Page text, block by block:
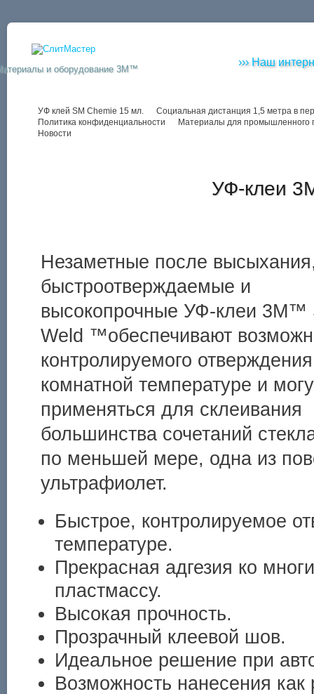
и оборудование 3M™
››› Наш
УФ клей SM Chemie 15 мл.
Социальная дистанция 1,5 метра в
Политика конфиденциальности
Материалы для промышленного
Новости
УФ-клеи
Незаметные после
быстроотверждаемые и
высокопрочные УФ-клеи 3M™
Weld ™обеспечивают
контролируемого
комнатной температуре и
применяться для склеивания
большинства сочетаний
по меньшей мере, одна из
ультрафиолет.
Быстрое, контролируемое
температуре.
Прекрасная адгезия ко
пластмассу.
Высокая прочность.
Прозрачный клеевой шов.
Идеальное решение при
Возможность нанесения